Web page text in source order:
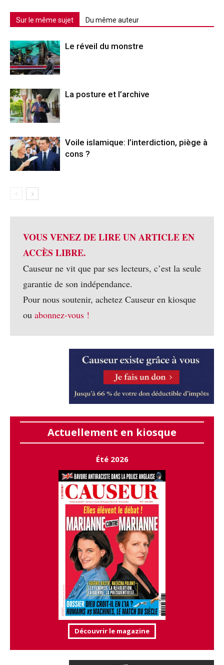
Sur le même sujet Du même auteur
Le réveil du monstre
La posture et l’archive
Voile islamique: l’interdiction, piège à
cons ?
VOUS VENEZ DE LIRE UN ARTICLE EN
ACCÈS LIBRE.
Causeur ne vit que par ses lecteurs, c’est la seule
garantie de son indépendance.
Pour nous soutenir, achetez Causeur en kiosque
ou abonnez-vous !
Actuellement en kiosque
Été 2026
Découvrir le magazine